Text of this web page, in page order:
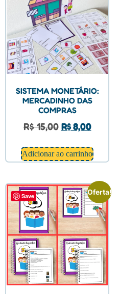
SISTEMA MONETÁRIO:
MERCADINHO DAS
COMPRAS
R$15,00 R$8,00
Adicionar ao carrinho
Save Oferta!